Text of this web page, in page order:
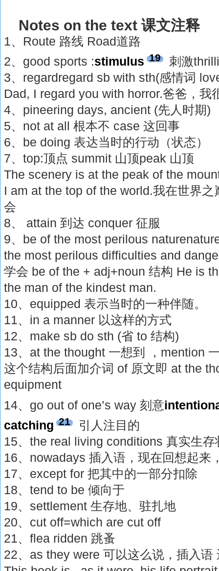
Notes on the text 课文注释
1、Route 路线 Road道路
2、good sports :stimulus 19
刺激
3、regardregard sb with sth(感情词
Dad, I regard you with horror.爸爸，我
4、pineering days, ancient (先人时期)
5、not at all 根本不 case 这回事
6、be doing 表达当时的行动（状态）
7、top:顶点 summit 山顶peak 山顶
The scenery is at the peak of the
I am at the top of the world.我在世界
会
8、 attain 到达 conquer 征服
9、be of the most perilous
the most perilous difficulties and
学会 be of the + adj+noun 结构 He is
the man of the kindest man.
10、equipped 表示当时的一种伴随。
11、in a manner 以这样的方式
12、make sb do sth (省 to 结构)
13、at the thought 一想到 ，mention
这个结构后面加介词 of 原文即 at the
equipment
14、go out of one’s way 刻意
catching 21
引人注目的
15、the real living conditions 真实生存
16、nowadays 插入语，现在回想起来
17、except for 把其中的一部分扣除
18、tend to be 倾向于
19、settlement 生存地、驻扎地
20、cut off=which are cut off
21、flea ridden 跳蚤
22、as they were 可以这么说，插入语